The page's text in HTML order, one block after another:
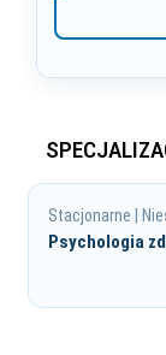
Stacjonarne |
Psychologia